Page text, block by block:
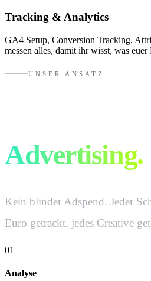
Tracking & Analytics
GA4 Setup, Conversion Tracking,
messen alles, damit ihr wisst, was
UNSER ANSATZ
Advertising.
Kein blinder Adspend. Jeder
Euro getrackt, jedes Creative
01
Analyse